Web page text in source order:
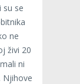
su se
ne
živi 20
ni
Njihove